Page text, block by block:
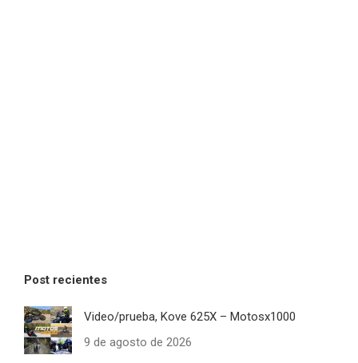
Post recientes
Video/prueba, Kove 625X – Motosx1000
9 de agosto de 2026